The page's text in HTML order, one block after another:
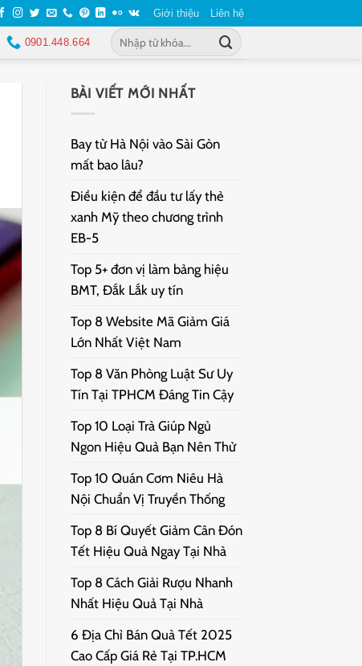
Giới thiệu Liên hệ
0901.448.664
BÀI VIẾT MỚI NHẤT
Bay từ Hà Nội vào Sài Gòn
mất bao lâu?
Điều kiện để đầu tư lấy thẻ
xanh Mỹ theo chương trình
EB-5
Top 5+ đơn vị làm bảng hiệu
BMT, Đắk Lắk uy tín
Top 8 Website Mã Giảm Giá
Lớn Nhất Việt Nam
Top 8 Văn Phòng Luật Sư Uy
Tín Tại TPHCM Đáng Tin Cậy
Top 10 Loại Trà Giúp Ngủ
Ngon Hiệu Quả Bạn Nên Thử
Top 10 Quán Cơm Niêu Hà
Nội Chuẩn Vị Truyền Thống
Top 8 Bí Quyết Giảm Cân Đón
Tết Hiệu Quả Ngay Tại Nhà
Top 8 Cách Giải Rượu Nhanh
Nhất Hiệu Quả Tại Nhà
6 Địa Chỉ Bán Quà Tết 2025
Cao Cấp Giá Rẻ Tại TP.HCM